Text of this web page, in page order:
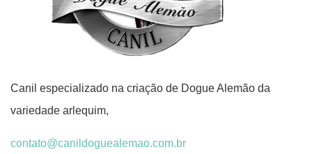
Canil especializado na criação de Dogue Alemão da
variedade arlequim,
contato@canildoguealemao.com.br